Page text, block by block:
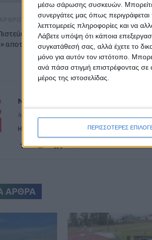
μέσω σάρωσης συσκευών. Μπορείτε
συνεργάτες μας όπως
λεπτομερείς πληροφορίες και να
Λάβετε υπόψη ότι κάποια
συγκατάθεσή σας, αλλά έχετε το
μόνο για αυτόν τον ιστότοπο.
ανά πάσα στιγμή επιστρέφοντας
μέρος της ιστοσελίδας.
ΠΕΡΙΣΣΟΤΕΡΕΣ
ότι αφήνουν τα
αποτύπωμα στον πολιτισμό
ΝΕΟΣ ΑΓΩΝ
https://neosagon.gr
Η Αρχαιότερη Καθημερινή Πρωινή Εφημερίδα
ΑΡΘΡΑ